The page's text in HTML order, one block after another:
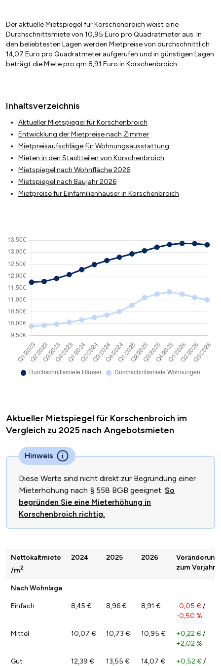
Der aktuelle Mietspiegel für Korschenbroich weist eine
Durchschnittsmiete von 10,95 Euro pro Quadratmeter aus. In
den beliebtesten Lagen werden Mietpreise von durchschnittlich
14,07 Euro pro Quadratmeter aufgerufen und in günstigen Lagen
beträgt die Miete pro qm 8,91 Euro in Korschenbroich.
Inhaltsverzeichnis
Aktueller Mietspiegel für Korschenbroich
Entwicklung der Mietpreise nach Zimmer
Mietpreisaufschläge für Wohnungsausstattung
Mieten in den Stadtteilen von Korschenbroich
Mietspiegel nach Wohnfläche 2026
Mietspiegel nach Baujahr 2026
Mietpreise für Einfamilienhäuser in Korschenbroich
Aktueller Mietspiegel für Korschenbroich im
Vergleich zu 2025 nach Angebotsmieten
Hinweis
Diese Werte sind nicht direkt zur Begründung einer
Mieterhöhung nach § 558 BGB geeignet. So
begründen Sie eine Mieterhöhung in
Korschenbroich richtig.
Nettokaltmiete
/m2
2024 2025 2026
Veränderung
zum Vorjahr
Nach Wohnlage
Einfach 8,45 € 8,96 € 8,91 € -0,05 € /
-0,50 %
Mittel 10,07 € 10,73 € 10,95 € +0,22 € /
+2,02 %
Gut 12,39 € 13,55 € 14,07 € +0,52 € /